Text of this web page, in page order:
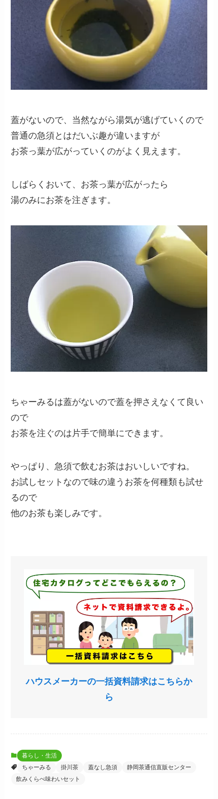
蓋がないので、当然ながら湯気が逃げていくので
普通の急須とはだいぶ趣が違いますが
お茶っ葉が広がっていくのがよく見えます。
しばらくおいて、お茶っ葉が広がったら
湯のみにお茶を注ぎます。
ちゃーみるは蓋がないので蓋を押さえなくて良い
ので
お茶を注ぐのは片手で簡単にできます。
やっぱり、急須で飲むお茶はおいしいですね。
お試しセットなので味の違うお茶を何種類も試せ
るので
他のお茶も楽しみです。
ハウスメーカーの一括資料請求はこちらか
ら
暮らし・生活
ちゃーみる
掛川茶 蓋なし急須
静岡茶通信直販センター
飲みくらべ味わいセット